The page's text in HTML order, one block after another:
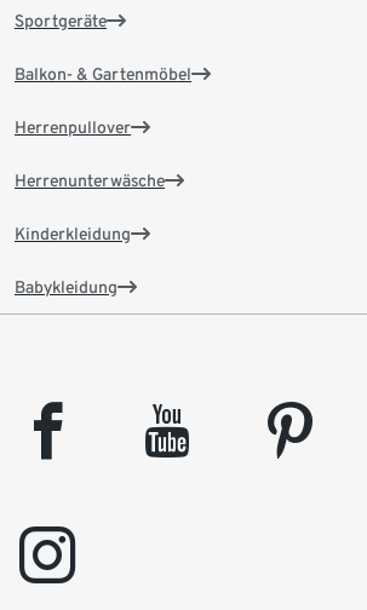
Sportgeräte
Balkon- & Gartenmöbel
Herrenpullover
Herrenunterwäsche
Kinderkleidung
Babykleidung
facebook youtube pinterest
instagram